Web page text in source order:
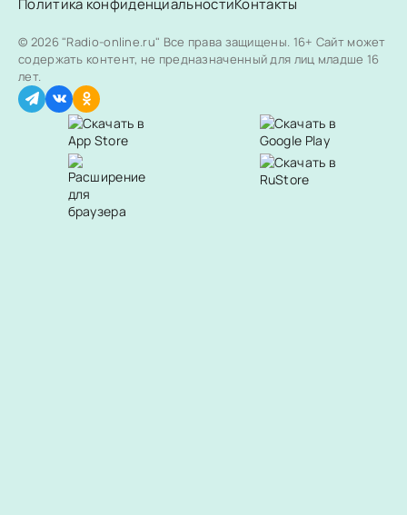
Политика конфиденциальностиКонтакты
© 2026 "Radio-online.ru" Все права защищены. 16+ Сайт может
содержать контент, не предназначенный для лиц младше 16
лет.